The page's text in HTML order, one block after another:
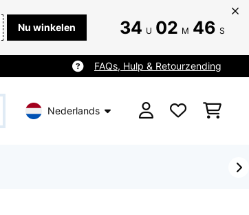
Nu winkelen 34 U 02 M 46 S
FAQs, Hulp & Retourzending
Nederlands